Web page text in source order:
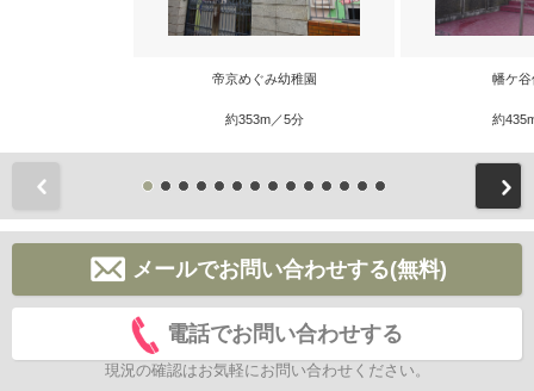
帝京めぐみ幼稚園
約353m／5分
幡ケ谷
約
メールでお問い合わせする(無料)
電話でお問い合わせする
現況の確認はお気軽にお問い合わせください。